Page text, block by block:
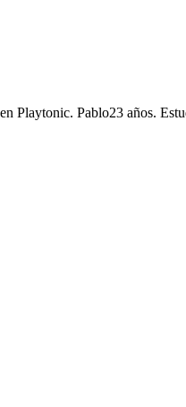
Playtonic. Pablo23 años.